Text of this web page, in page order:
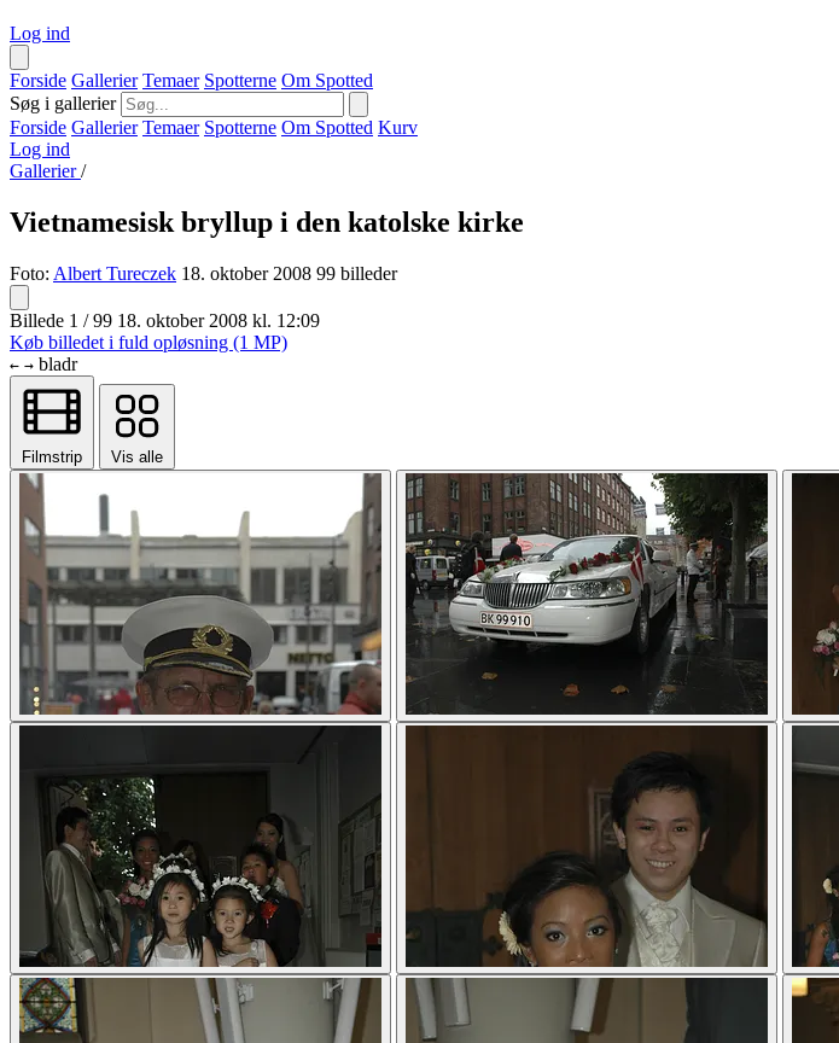
Log ind
Forside Gallerier Temaer Spotterne Om Spotted
Søg i gallerier
Forside Gallerier Temaer Spotterne Om Spotted Kurv
Log ind
Gallerier/
Vietnamesisk bryllup i den katolske kirke
Foto: Albert Tureczek 18. oktober 2008 99 billeder
Billede 1 / 99 18. oktober 2008 kl. 12:09
Køb billedet i fuld opløsning (1 MP)
← → bladr
Filmstrip Vis alle